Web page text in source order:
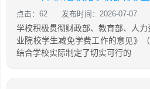
点击：62 发布时间：2026-07-07
学校积极贯彻财政部、教育部、人
业院校学生减免学费工作的意见》
结合学校实际制定了切实可行的